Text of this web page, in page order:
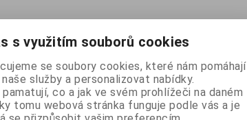
s využitím souborů cookies
se soubory cookies, které nám pomáhají
služby a personalizovat nabídky.
co a jak ve svém prohlížeči na daném
tomu webová stránka funguje podle vás a je